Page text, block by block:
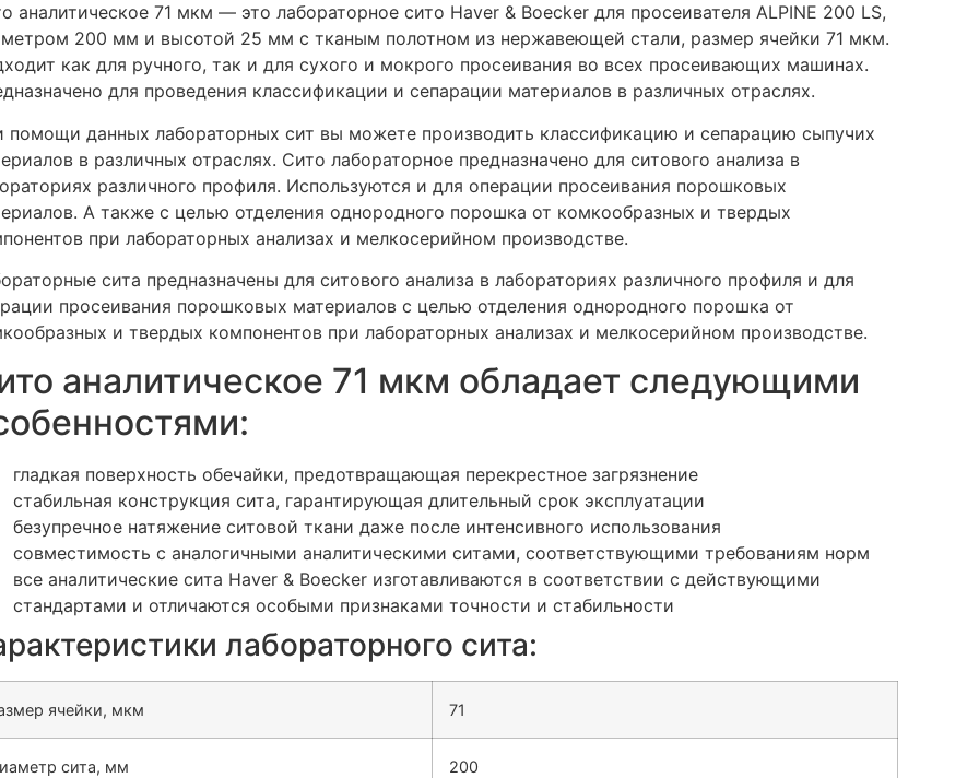
аналитическое 71 мкм — это лабораторное сито Haver & Boecker для просеивателя ALPINE 200 LS,
200 мм и высотой 25 мм с тканым полотном из нержавеющей стали, размер ячейки 71 мкм.
как для ручного, так и для сухого и мокрого просеивания во всех просеивающих машинах.
для проведения классификации и сепарации материалов в различных отраслях.
помощи данных лабораторных сит вы можете производить классификацию и сепарацию сыпучих
в различных отраслях. Сито лабораторное предназначено для ситового анализа в
различного профиля. Используются и для операции просеивания порошковых
А также с целью отделения однородного порошка от комкообразных и твердых
при лабораторных анализах и мелкосерийном производстве.
сита предназначены для ситового анализа в лабораториях различного профиля и для
просеивания порошковых материалов с целью отделения однородного порошка от
и твердых компонентов при лабораторных анализах и мелкосерийном производстве.
аналитическое 71 мкм обладает следующими
гладкая поверхность обечайки, предотвращающая перекрестное загрязнение
стабильная конструкция сита, гарантирующая длительный срок эксплуатации
безупречное натяжение ситовой ткани даже после интенсивного использования
совместимость с аналогичными аналитическими ситами, соответствующими требованиям норм
все аналитические сита Haver & Boecker изготавливаются в соответствии с действующими
стандартами и отличаются особыми признаками точности и стабильности
лабораторного сита:
ячейки, мкм 71
сита, мм 200